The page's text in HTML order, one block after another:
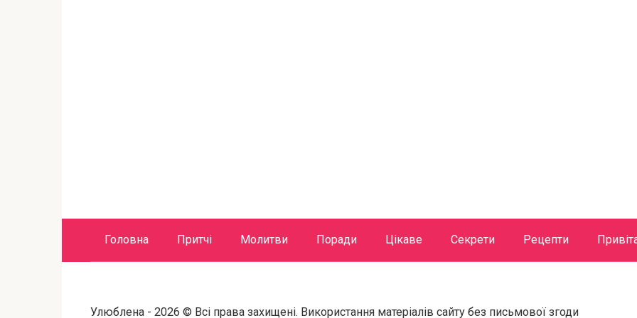
Головна Притчі Молитви Поради Цікаве Секрети Рецепти
Улюблена - 2026 © Всі права захищені. Використання матеріалів сайту без письмової згоди